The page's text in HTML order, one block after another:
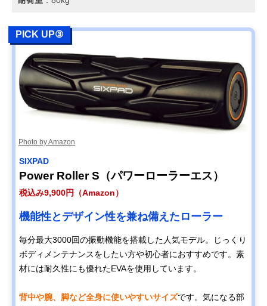
PICK UP③
Photo by Amazon
SIXPAD
Power Roller S（パワーローラーエス）
税込み9,900円（Amazon）
機能性とデザイン性を兼ね備えたローラー
毎分最大3000回の振動機能を搭載した人気モデル。じっくり
ボディメンテナンスをしたい方や初心者におすすめです。素
材には耐久性にも優れたEVAを使用しています。
背中や腕、脚など全身に使いやすいサイズです。気になる部